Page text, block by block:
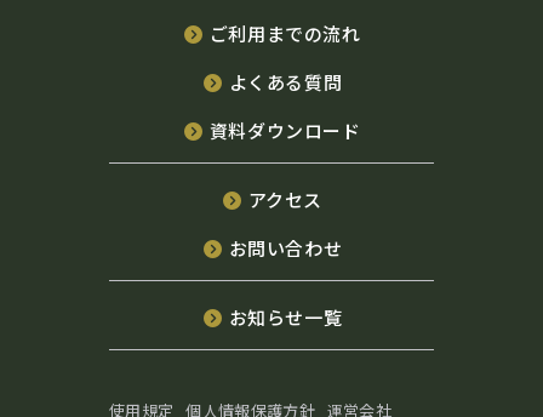
ご利用までの流れ
よくある質問
資料ダウンロード
アクセス
お問い合わせ
お知らせ一覧
使用規定 個人情報保護方針 運営会社